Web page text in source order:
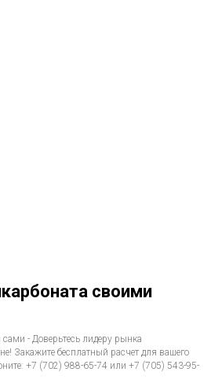
своими
- Доверьтесь лидеру рынка
Закажите бесплатный расчет для вашего
+7 (702) 988-65-74 или +7 (705) 543-95-